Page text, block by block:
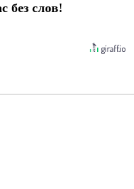
без слов!